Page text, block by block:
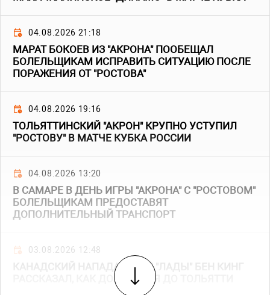
04.08.2026 21:18
МАРАТ БОКОЕВ ИЗ "АКРОНА" ПООБЕЩАЛ
БОЛЕЛЬЩИКАМ ИСПРАВИТЬ СИТУАЦИЮ ПОСЛЕ
ПОРАЖЕНИЯ ОТ "РОСТОВА"
04.08.2026 19:16
ТОЛЬЯТТИНСКИЙ "АКРОН" КРУПНО УСТУПИЛ
"РОСТОВУ" В МАТЧЕ КУБКА РОССИИ
04.08.2026 13:20
В САМАРЕ В ДЕНЬ ИГРЫ "АКРОНА" С "РОСТОВОМ"
БОЛЕЛЬЩИКАМ ПРЕДОСТАВЯТ
ДОПОЛНИТЕЛЬНЫЙ ТРАНСПОРТ
03.08.2026 12:48
КАНАДСКИЙ НАПАДАЮЩИЙ "ЛАДЫ" БЕН КИНГ
РАССКАЗАЛ, КАК ДОБИРАЛСЯ ДО ТОЛЬЯТТИ